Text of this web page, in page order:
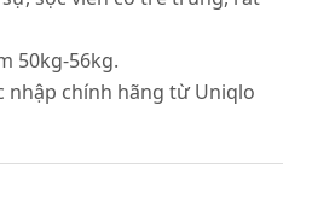
50kg-56kg.
nhập chính hãng từ Uniqlo